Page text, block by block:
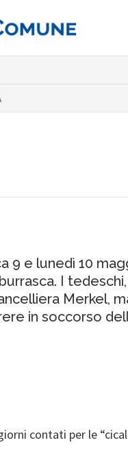
e lunedì 10
I
Merkel,
in soccorso
contati per le